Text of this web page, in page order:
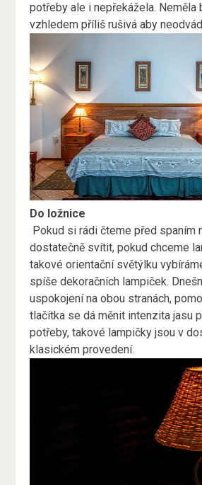
potřeby ale i nepřekážela. Neměla
vzhledem příliš rušivá aby
Do ložnice
Pokud si rádi čteme před spaním
dostatečně svítit, pokud chceme
takové orientační světýlku
spíše dekoračních lampiček.
uspokojení na obou stranách,
tlačítka se dá měnit intenzita jasu
potřeby, takové lampičky jsou v
klasickém provedení.